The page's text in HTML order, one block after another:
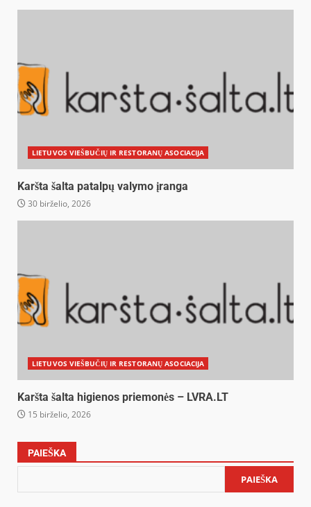
LIETUVOS VIEŠBUČIŲ IR RESTORANŲ ASOCIACIJA
Karšta šalta patalpų valymo įranga
30 birželio, 2026
LIETUVOS VIEŠBUČIŲ IR RESTORANŲ ASOCIACIJA
Karšta šalta higienos priemonės – LVRA.LT
15 birželio, 2026
PAIEŠKA
PAIEŠKA